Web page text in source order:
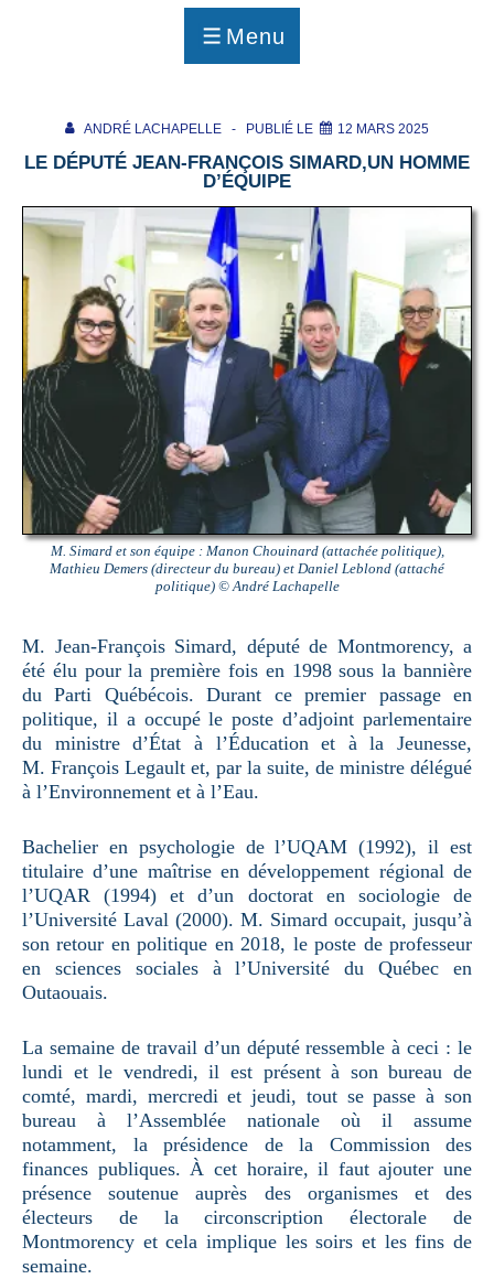
Menu
MENU
ANDRÉ LACHAPELLE PUBLIÉ LE 12 MARS 2025
LE DÉPUTÉ JEAN-FRANÇOIS SIMARD,UN HOMME
D’ÉQUIPE
M. Simard et son équipe : Manon Chouinard (attachée politique),
Mathieu Demers (directeur du bureau) et Daniel Leblond (attaché
politique) © André Lachapelle
M. Jean-François Simard, député de Montmorency, a
été élu pour la première fois en 1998 sous la bannière
du Parti Québécois. Durant ce premier passage en
politique, il a occupé le poste d’adjoint parlementaire
du ministre d’État à l’Éducation et à la Jeunesse,
M. François Legault et, par la suite, de ministre délégué
à l’Environnement et à l’Eau.
Bachelier en psychologie de l’UQAM (1992), il est
titulaire d’une maîtrise en développement régional de
l’UQAR (1994) et d’un doctorat en sociologie de
l’Université Laval (2000). M. Simard occupait, jusqu’à
son retour en politique en 2018, le poste de professeur
en sciences sociales à l’Université du Québec en
Outaouais.
La semaine de travail d’un député ressemble à ceci : le
lundi et le vendredi, il est présent à son bureau de
comté, mardi, mercredi et jeudi, tout se passe à son
bureau à l’Assemblée nationale où il assume
notamment, la présidence de la Commission des
finances publiques. À cet horaire, il faut ajouter une
présence soutenue auprès des organismes et des
électeurs de la circonscription électorale de
Montmorency et cela implique les soirs et les fins de
semaine.